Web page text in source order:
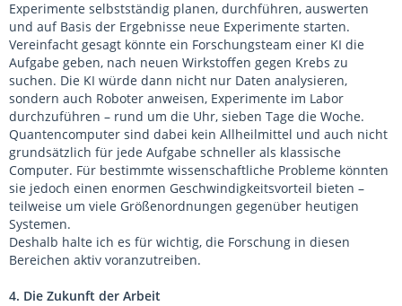
Experimente selbstständig planen, durchführen, auswerten
und auf Basis der Ergebnisse neue Experimente starten.
Vereinfacht gesagt könnte ein Forschungsteam einer KI die
Aufgabe geben, nach neuen Wirkstoffen gegen Krebs zu
suchen. Die KI würde dann nicht nur Daten analysieren,
sondern auch Roboter anweisen, Experimente im Labor
durchzuführen – rund um die Uhr, sieben Tage die Woche.
Quantencomputer sind dabei kein Allheilmittel und auch nicht
grundsätzlich für jede Aufgabe schneller als klassische
Computer. Für bestimmte wissenschaftliche Probleme könnten
sie jedoch einen enormen Geschwindigkeitsvorteil bieten –
teilweise um viele Größenordnungen gegenüber heutigen
Systemen.
Deshalb halte ich es für wichtig, die Forschung in diesen
Bereichen aktiv voranzutreiben.
4. Die Zukunft der Arbeit